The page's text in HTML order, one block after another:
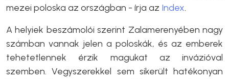
mezei poloska az országban - írja az Index.
A helyiek beszámolói szerint Zalamerenyében nagy
számban vannak jelen a poloskák, és az emberek
tehetetlennek érzik magukat az invázióval
szemben. Vegyszerekkel sem sikerült hatékonyan